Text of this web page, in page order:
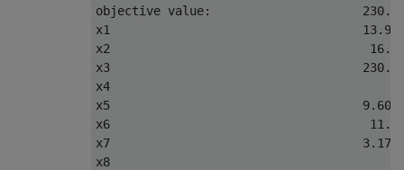
objective value:
x1
x2
x3
x5
x6
x7